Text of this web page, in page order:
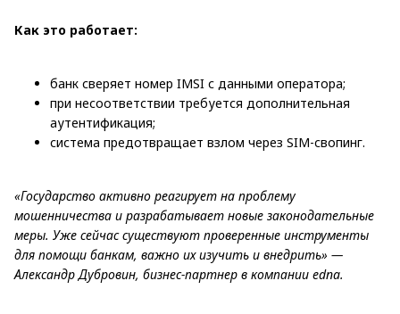
Как это работает:
банк сверяет номер IMSI с данными оператора;
при несоответствии требуется дополнительная
аутентификация;
система предотвращает взлом через SIM-свопинг.
«Государство активно реагирует на проблему
мошенничества и разрабатывает новые законодательные
меры. Уже сейчас существуют проверенные инструменты
для помощи банкам, важно их изучить и внедрить» —
Александр Дубровин, бизнес-партнер в компании edna.